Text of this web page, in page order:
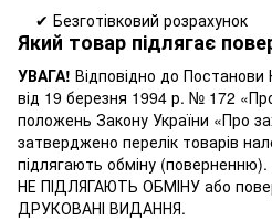
✔ Безготівковий розрахунок
Який товар підлягає
УВАГА! Відповідно до Постанови
від 19 березня 1994 р. № 172
положень Закону України «Про
затверджено перелік товарів
підлягають обміну (поверненню).
НЕ ПІДЛЯГАЮТЬ ОБМІНУ або
ДРУКОВАНІ ВИДАННЯ.